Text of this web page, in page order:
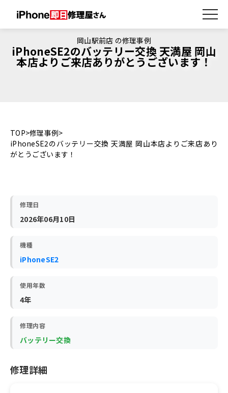
岡山駅前店 の修理事例
iPhoneSE2のバッテリー交換 天満屋 岡山
本店よりご来店ありがとうございます！
TOP 修理事例
iPhoneSE2のバッテリー交換 天満屋 岡山本店よりご来店あり
がとうございます！
修理日
2026年06月10日
機種
iPhoneSE2
使用年数
4年
修理内容
バッテリー交換
修理詳細